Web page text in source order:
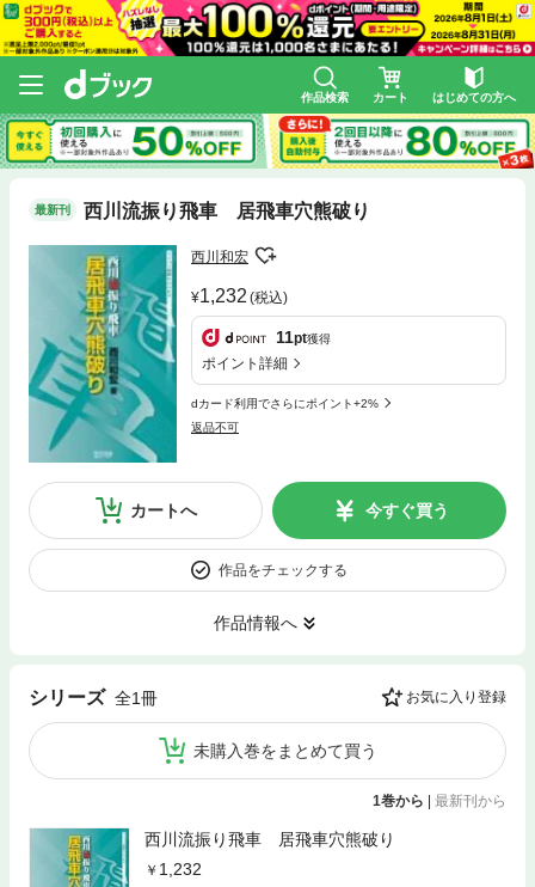
作品検索 カート はじめての方へ
最新刊 西川流振り飛車 居飛車穴熊破り
西川和宏
1,232 (税込)
11pt獲得
ポイント詳細
dカード利用でさらにポイント+2%
返品不可
カートへ 今すぐ買う
作品をチェックする
作品情報へ
シリーズ 全1冊 お気に入り登録
未購入巻をまとめて買う
1巻から 最新刊から
西川流振り飛車 居飛車穴熊破り
1,232